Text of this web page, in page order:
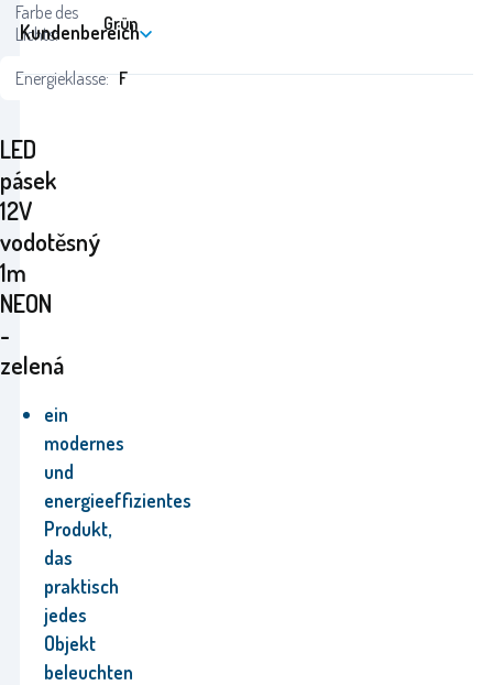
LED
pásek
12V
vodotěsný
1m
NEON
-
zelená
ein
modernes
und
energieeffizientes
Produkt,
das
praktisch
jedes
Objekt
beleuchten
Farbe des
Lichts:
Grün
Energieklasse: F
Kundenbereich